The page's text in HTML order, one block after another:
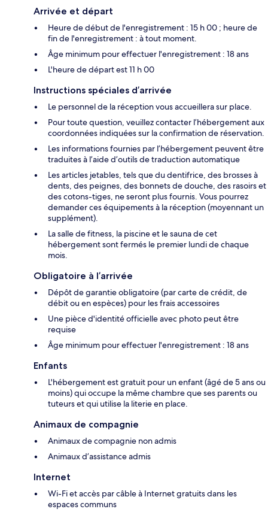
Arrivée et départ
Heure de début de l'enregistrement : 15 h 00 ; heure de
fin de l'enregistrement : à tout moment.
Âge minimum pour effectuer l'enregistrement : 18 ans
L'heure de départ est 11 h 00
Instructions spéciales d’arrivée
Le personnel de la réception vous accueillera sur place.
Pour toute question, veuillez contacter l’hébergement aux
coordonnées indiquées sur la confirmation de réservation.
Les informations fournies par l’hébergement peuvent être
traduites à l’aide d’outils de traduction automatique
Les articles jetables, tels que du dentifrice, des brosses à
dents, des peignes, des bonnets de douche, des rasoirs et
des cotons-tiges, ne seront plus fournis. Vous pourrez
demander ces équipements à la réception (moyennant un
supplément).
La salle de fitness, la piscine et le sauna de cet
hébergement sont fermés le premier lundi de chaque
mois.
Obligatoire à l’arrivée
Dépôt de garantie obligatoire (par carte de crédit, de
débit ou en espèces) pour les frais accessoires
Une pièce d'identité officielle avec photo peut être
requise
Âge minimum pour effectuer l'enregistrement : 18 ans
Enfants
L'hébergement est gratuit pour un enfant (âgé de 5 ans ou
moins) qui occupe la même chambre que ses parents ou
tuteurs et qui utilise la literie en place.
Animaux de compagnie
Animaux de compagnie non admis
Animaux d’assistance admis
Internet
Wi-Fi et accès par câble à Internet gratuits dans les
espaces communs